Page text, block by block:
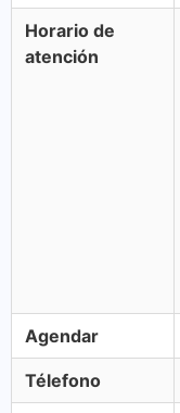
Horario de
atención
Agendar
Télefono